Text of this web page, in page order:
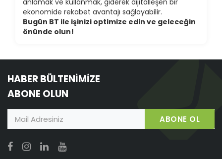
anlamak ve kullanmak, giderek dijitalleşen bir
ekonomide rekabet avantajı sağlayabilir.
Bugün BT ile işinizi optimize edin ve geleceğin
önünde olun!
HABER BÜLTENİMİZE
ABONE OLUN
ABONE OL